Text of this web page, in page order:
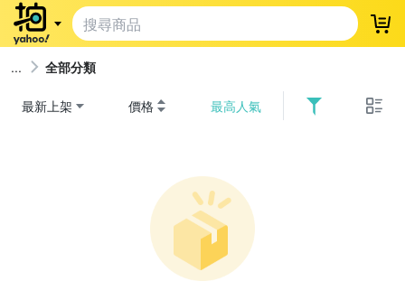
登
全部分類
最新上架 價格 最高人氣